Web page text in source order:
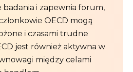
badania i zapewnia forum,
OECD mogą
i czasami trudne
jest również aktywna w
między celami